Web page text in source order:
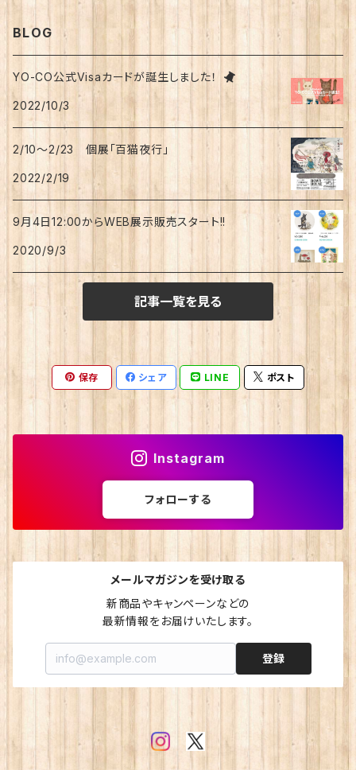
キーホルダー
BLOG
YO-CO公式Visaカードが誕生しました！
2022/10/3
2/10～2/23 個展「百猫夜行」
2022/2/19
9月4日12:00からWEB展示販売スタート!!
2020/9/3
記事一覧を見る
保存 シェア LINE ポスト
Instagram
フォローする
メールマガジンを受け取る
新商品やキャンペーンなどの
最新情報をお届けいたします。
登録